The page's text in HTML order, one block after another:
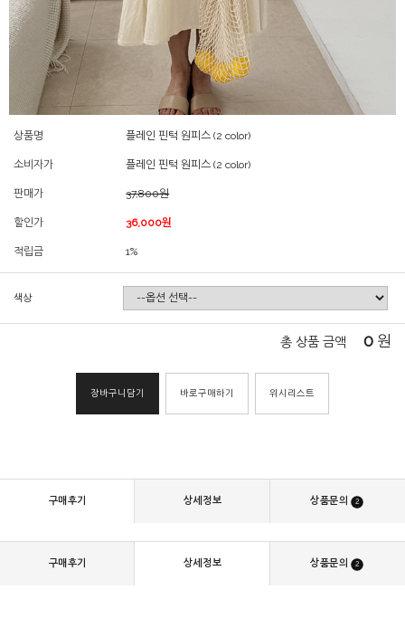
상품명 플레인 핀턱 원피스 (2 color)
소비자가 플레인 핀턱 원피스 (2 color)
판매가 37,800원
할인가 36,000원
적립금 1%
색상
총 상품 금액 0 원
장바구니담기 바로구매하기 위시리스트
구매후기 상세정보 상품문의 2
구매후기 상세정보 상품문의 2